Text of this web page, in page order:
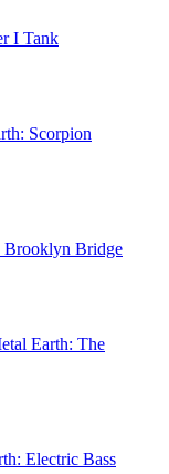
I Tank
Scorpion
Brooklyn Bridge
Earth: The
Electric Bass